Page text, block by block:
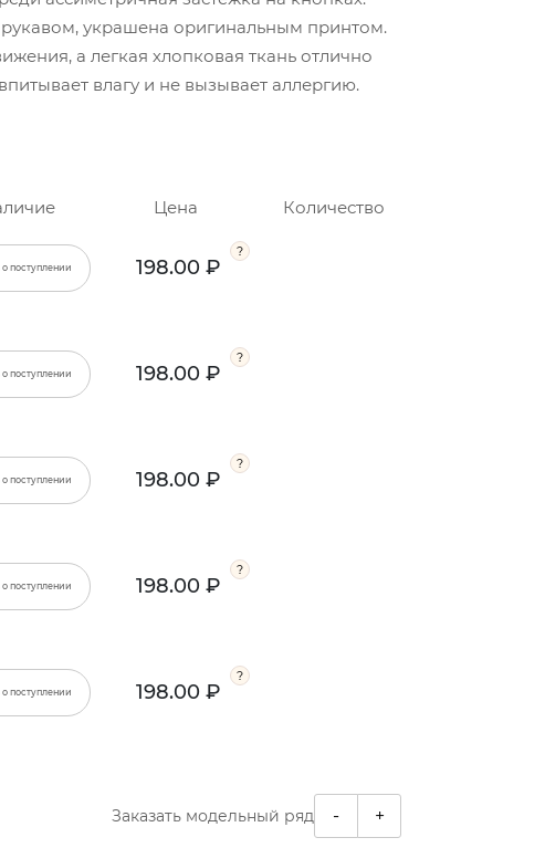
украшена оригинальным принтом.
а легкая хлопковая ткань отлично
влагу и не вызывает аллергию.
Цена Количество
поступлении 198.00 ₽
поступлении 198.00 ₽
поступлении 198.00 ₽
поступлении 198.00 ₽
поступлении 198.00 ₽
Заказать модельный ряд - +